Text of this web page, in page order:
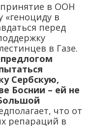
принятие в ООН
в
перед
в Газе.
Сербскую,
Боснии – ей не
что от
репараций в